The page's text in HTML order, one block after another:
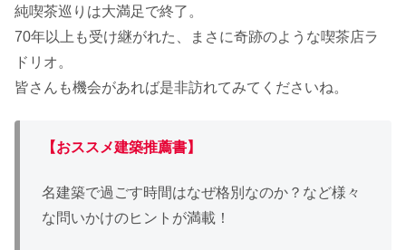
純喫茶巡りは大満足で終了。
70年以上も受け継がれた、まさに奇跡のような喫茶店ラ
ドリオ。
皆さんも機会があれば是非訪れてみてくださいね。
【おススメ建築推薦書】
名建築で過ごす時間はなぜ格別なのか？など様々
な問いかけのヒントが満載！